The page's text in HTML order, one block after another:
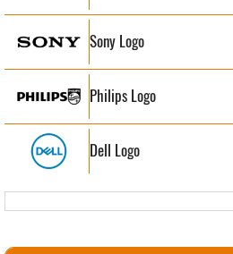
Sony Logo
Philips Logo
Dell Logo